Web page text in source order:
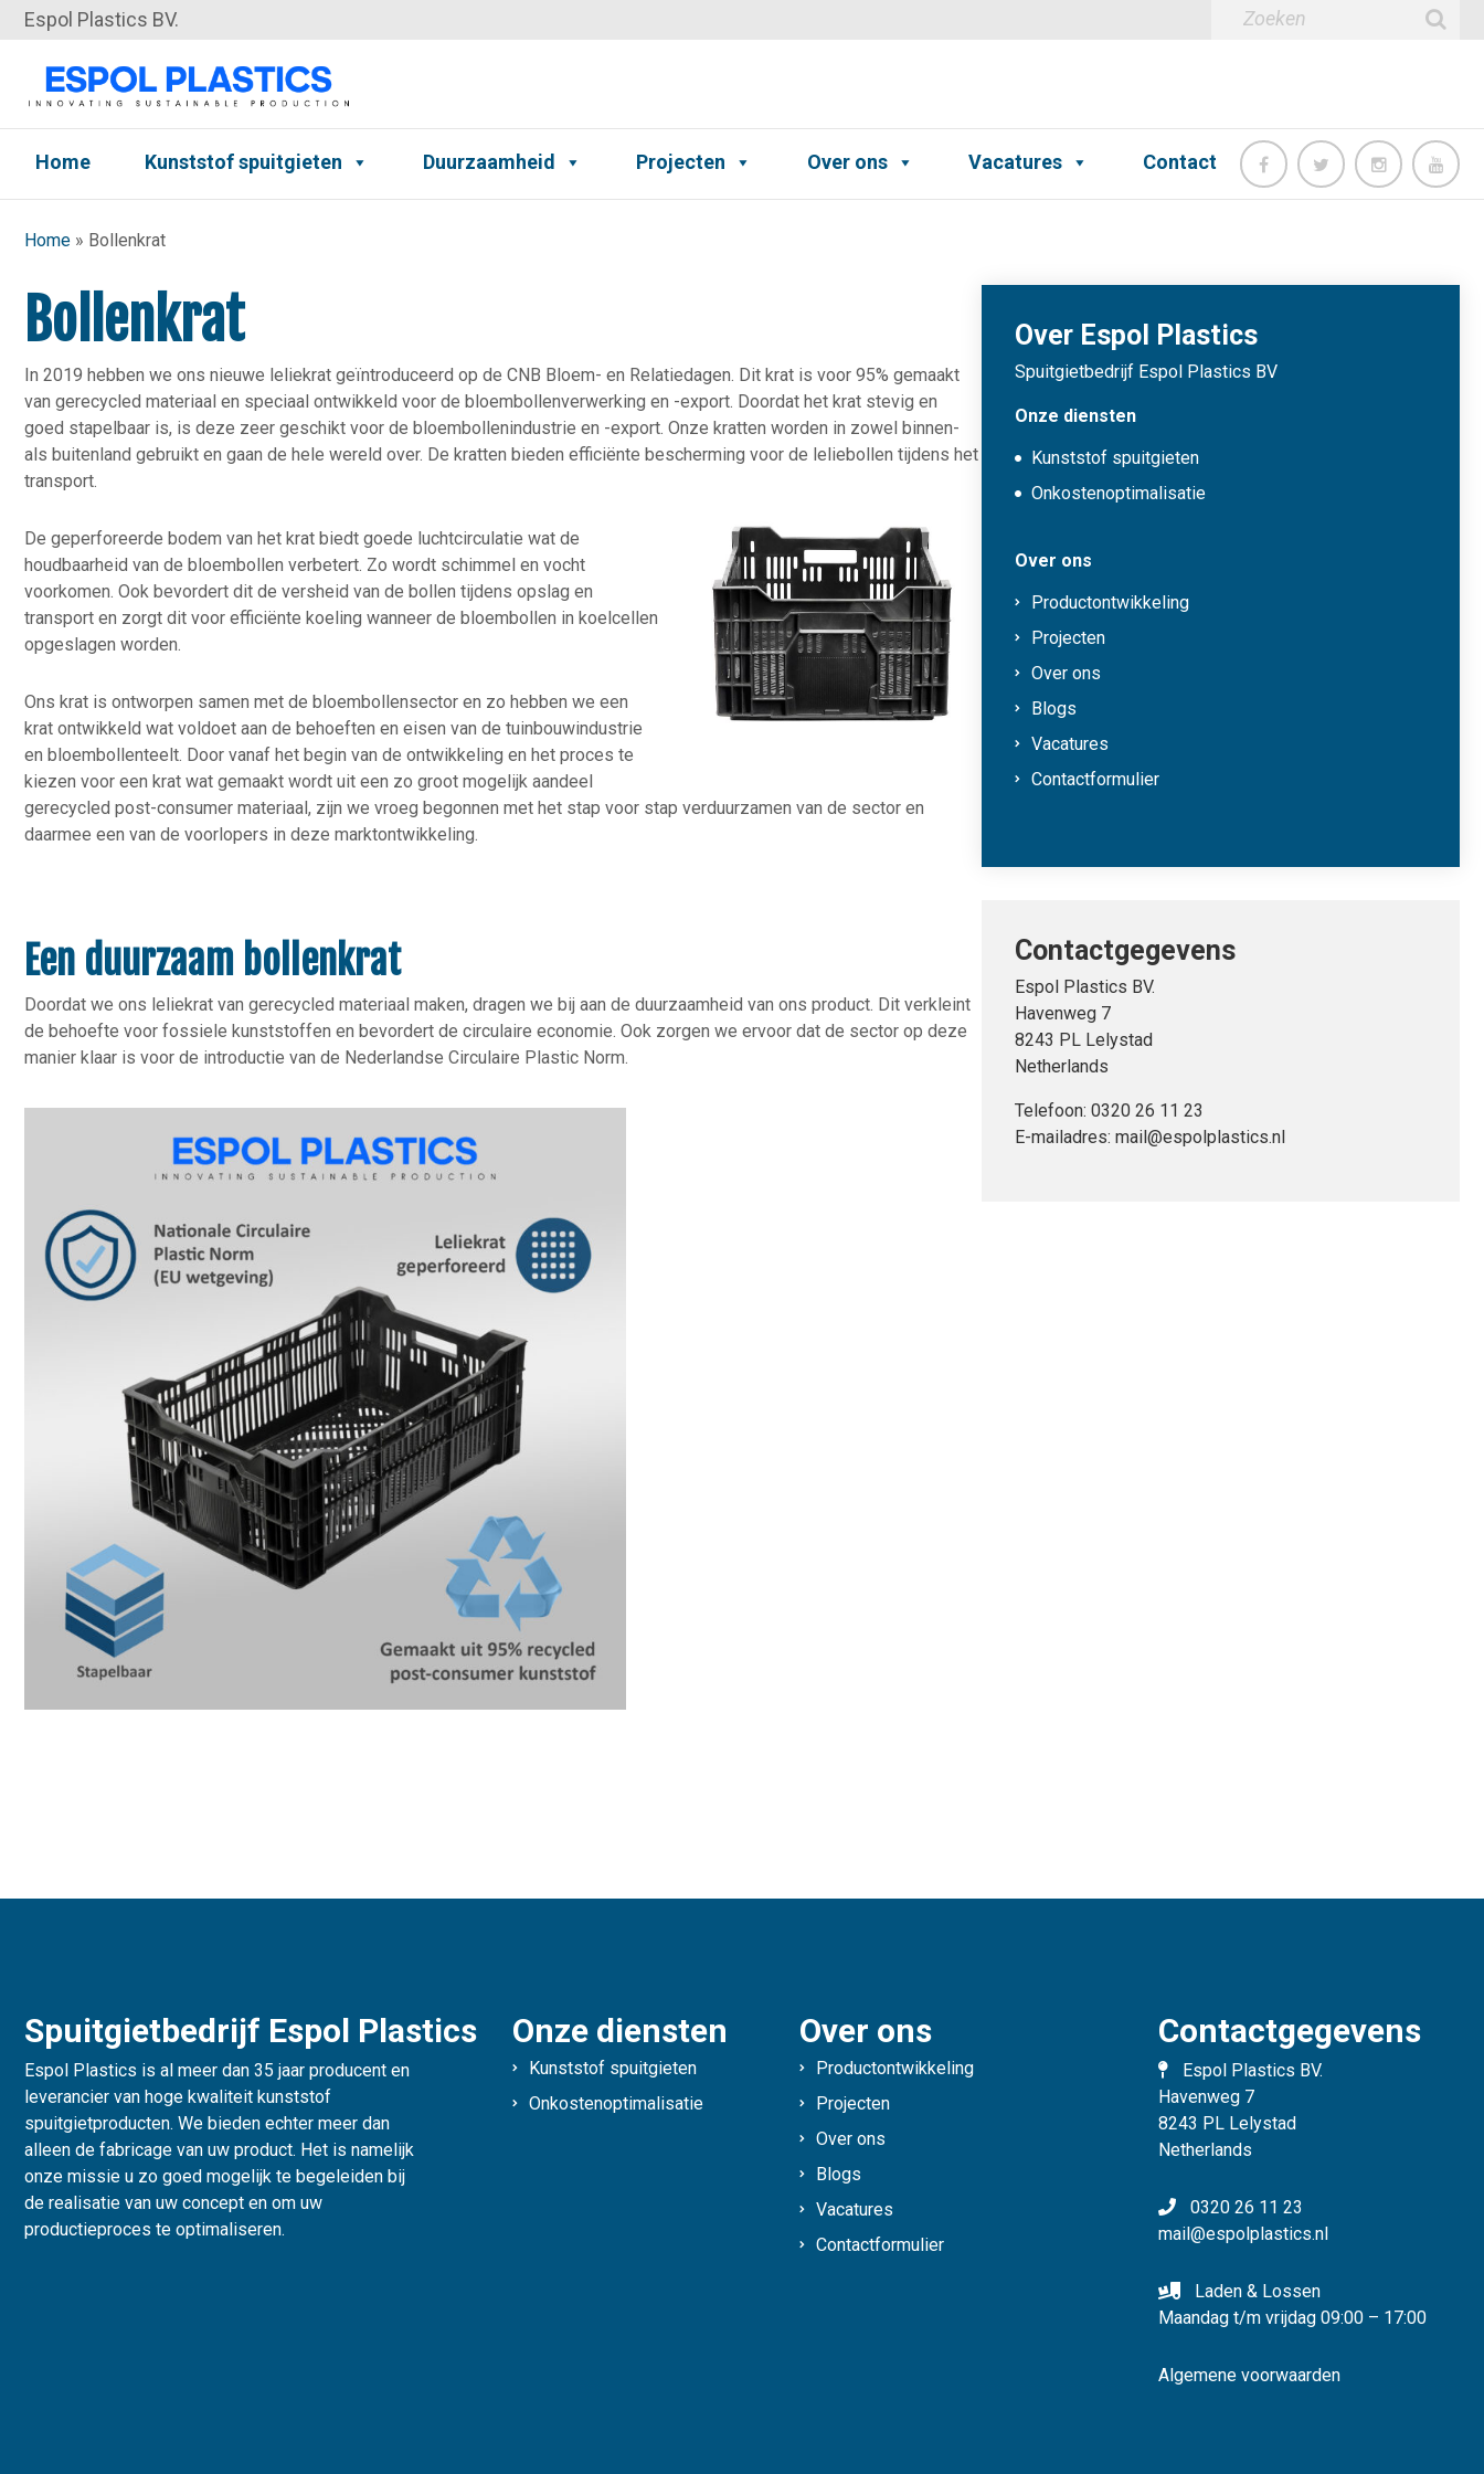
Espol Plastics BV.
Home Kunststof spuitgieten Duurzaamheid Projecten Over ons Vacatures Contact
Home » Bollenkrat
Bollenkrat
In 2019 hebben we ons nieuwe leliekrat geïntroduceerd op de CNB Bloem- en Relatiedagen. Dit krat is voor 95% gemaakt
van gerecycled materiaal en speciaal ontwikkeld voor de bloembollenverwerking en -export. Doordat het krat stevig en
goed stapelbaar is, is deze zeer geschikt voor de bloembollenindustrie en -export. Onze kratten worden in zowel binnen-
als buitenland gebruikt en gaan de hele wereld over. De kratten bieden efficiënte bescherming voor de leliebollen tijdens het
transport.
De geperforeerde bodem van het krat biedt goede luchtcirculatie wat de
houdbaarheid van de bloembollen verbetert. Zo wordt schimmel en vocht
voorkomen. Ook bevordert dit de versheid van de bollen tijdens opslag en
transport en zorgt dit voor efficiënte koeling wanneer de bloembollen in koelcellen
opgeslagen worden.
Ons krat is ontworpen samen met de bloembollensector en zo hebben we een
krat ontwikkeld wat voldoet aan de behoeften en eisen van de tuinbouwindustrie
en bloembollenteelt. Door vanaf het begin van de ontwikkeling en het proces te
kiezen voor een krat wat gemaakt wordt uit een zo groot mogelijk aandeel
gerecycled post-consumer materiaal, zijn we vroeg begonnen met het stap voor stap verduurzamen van de sector en
daarmee een van de voorlopers in deze marktontwikkeling.
Een duurzaam bollenkrat
Doordat we ons leliekrat van gerecycled materiaal maken, dragen we bij aan de duurzaamheid van ons product. Dit verkleint
de behoefte voor fossiele kunststoffen en bevordert de circulaire economie. Ook zorgen we ervoor dat de sector op deze
manier klaar is voor de introductie van de Nederlandse Circulaire Plastic Norm.
Over Espol Plastics
Spuitgietbedrijf Espol Plastics BV
Onze diensten
Kunststof spuitgieten
Onkostenoptimalisatie
Over ons
Productontwikkeling
Projecten
Over ons
Blogs
Vacatures
Contactformulier
Contactgegevens
Espol Plastics BV.
Havenweg 7
8243 PL Lelystad
Netherlands
Telefoon: 0320 26 11 23
E-mailadres: mail@espolplastics.nl
Spuitgietbedrijf Espol Plastics
Espol Plastics is al meer dan 35 jaar producent en
leverancier van hoge kwaliteit kunststof
spuitgietproducten. We bieden echter meer dan
alleen de fabricage van uw product. Het is namelijk
onze missie u zo goed mogelijk te begeleiden bij
de realisatie van uw concept en om uw
productieproces te optimaliseren.
Onze diensten
Kunststof spuitgieten
Onkostenoptimalisatie
Over ons
Productontwikkeling
Projecten
Over ons
Blogs
Vacatures
Contactformulier
Contactgegevens
Espol Plastics BV.
Havenweg 7
8243 PL Lelystad
Netherlands
0320 26 11 23
mail@espolplastics.nl
Laden & Lossen
Maandag t/m vrijdag 09:00 – 17:00
Algemene voorwaarden